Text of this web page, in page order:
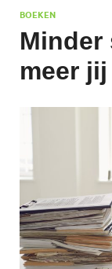
BOEKEN
Minder
meer jij